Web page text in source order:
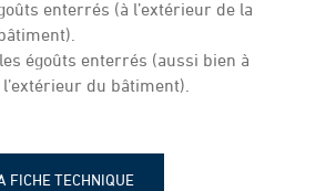
enterrés (à l’extérieur de la
égoûts enterrés (aussi bien à
l’extérieur du bâtiment).
FICHE TECHNIQUE